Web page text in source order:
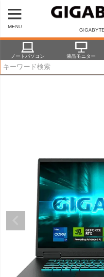
MENU
ノートパソコン 液晶モニター
ノートパソコン
HOME
ノートパソコン
GAMING A16 CVHI3JP894SH